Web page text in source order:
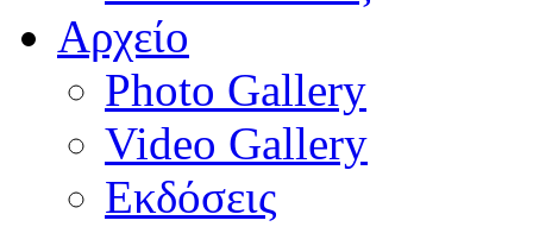
Αρχείο
Photo Gallery
Video Gallery
Εκδόσεις